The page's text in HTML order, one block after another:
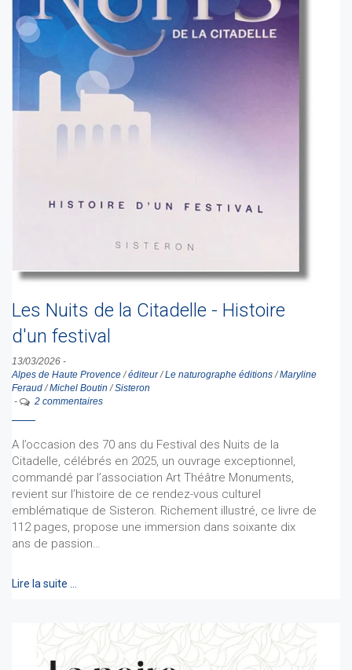
Les Nuits de la Citadelle - Histoire
d'un festival
13/03/2026 -
Alpes de Haute Provence/éditeur/Le naturographe éditions/Maryline
Feraud/Michel Boutin /Sisteron
-
2 commentaires
A l’occasion des 70 ans du Festival des Nuits de la
Citadelle, célébrés en 2025, un ouvrage exceptionnel,
commandé par l’association Art Théâtre Monuments,
revient sur l’histoire de ce rendez-vous culturel
emblématique de Sisteron. Richement illustré, ce livre de
112 pages, propose une immersion dans soixante dix
ans de passion…
Lire la suite …